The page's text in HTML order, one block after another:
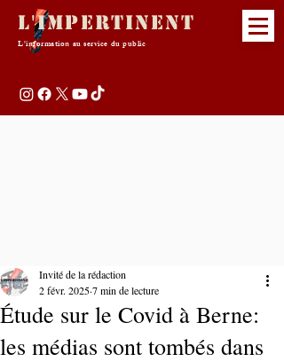
L'Impertinent
L'information au service du public
Étude sur le Covid à Berne:
les médias sont tombés dans
Invité de la rédaction
2 févr. 20257 min de lecture